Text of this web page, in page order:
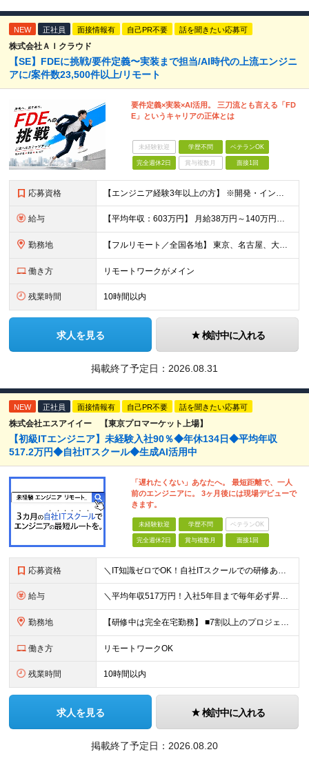
NEW 正社員 面接情報有 自己PR不要 話を聞きたい応募可
株式会社ＡＩクラウド
【SE】FDEに挑戦/要件定義〜実装まで担当/AI時代の上流エンジニ
アに/案件数23,500件以上/リモート
要件定義×実装×AI活用。 三刀流とも言える「FD
E」というキャリアの正体とは
未経験歓迎 学歴不問 ベテランOK
完全週休2日 賞与複数月 面接1回
応募資格 【エンジニア経験3年以上の方】 ※開発・インフラ・工程・言語一切不問 ※文理・学歴不問 【歓迎条件】 ◆Python実務経験がある方 ◆LLM・生成AIを使った開発経験がある方 ◆要件定義・顧客折衝
給与 【平均年収：603万円】 月給38万円～140万円＋諸手当（経験者） 【平均年収603万円】 ※案件の契約内容や昇給額などはすべて開示します。 ※経験や能力を考慮し決定します。 ※月給には固定残業
勤務地 【フルリモート／全国各地】 東京、名古屋、大阪、福岡を中心とした全国のプロジェクトにアサイン。 ※プロジェクトは完全選択制です。 ※フルリモート、ハイブリッド型、常駐案件から自由に選択可能です。 ※転
働き方 リモートワークがメイン
残業時間 10時間以内
求人を見る 検討中に入れる
掲載終了予定日： 2026.08.31
NEW 正社員 面接情報有 自己PR不要 話を聞きたい応募可
株式会社エスアイイー 【東京プロマーケット上場】
【初級ITエンジニア】未経験入社90％◆年休134日◆平均年収
517.2万円◆自社ITスクール◆生成AI活用中
「遅れたくない」あなたへ。 最短距離で、一人
前のエンジニアに。 3ヶ月後には現場デビューで
きます。
未経験歓迎 学歴不問 ベテランOK
完全週休2日 賞与複数月 面接1回
応募資格 ＼IT知識ゼロでOK！自社ITスクールでの研修あり／ ■完全未経験OK(文系出身70％) ■第二新卒歓迎 ■学歴不問 └社会人未経験の方も歓迎します！ 5名以上の採用を予定しているので、同期と入社も
給与 ＼平均年収517万円！入社5年目まで毎年必ず昇給／ ■賞与年3回 ■年収800万円以上も可 ■入社3年以上の平均年収469.2万円 月給23万2000円以上＋賞与年3回＋各種手当 ☆入社5年目まで最
勤務地 【研修中は完全在宅勤務】 ■7割以上のプロジェクトでリモートワークを導入 ■フルリモートもあり ■一都三県のプロジェクト先 ■転居を伴う転勤なし ＜プロジェクト先＞ 東京・神奈川・千葉・埼玉でのプロ
働き方 リモートワークOK
残業時間 10時間以内
求人を見る 検討中に入れる
掲載終了予定日： 2026.08.20